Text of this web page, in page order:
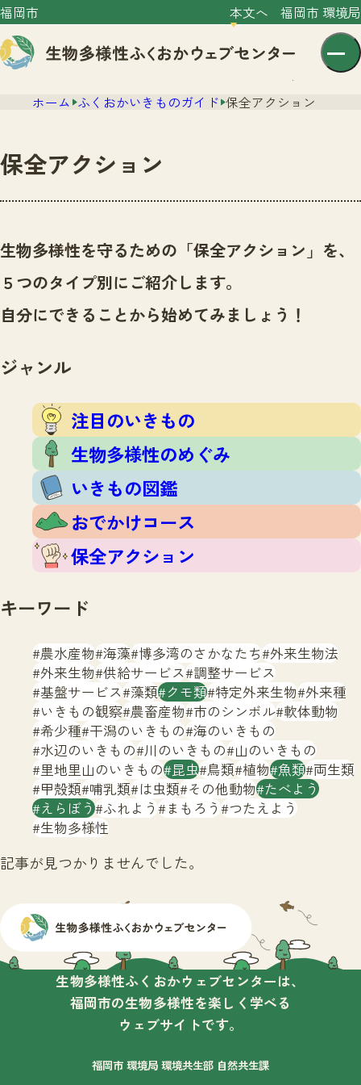
福岡市 本文へ 福岡市 環境局
文字サイズ 小 中 大
センター紹介
センター紹介TOP
サイトポリシー
ニュース
ニュースTOP
市の取組み
いきものガイド
注目のいきもの
いきもの図鑑
おでかけコース
保全アクション
調査レポート
調査レポートTOP
調査結果
ふくおかいきものマップ
マッチング
マッチングTOP
掲載申し込みフォーム
お問合せ
生物多様性ふくおかウェブセンターとは
サイトマップ
ホーム ふくおかいきものガイド 保全アクション
保全アクション
生物多様性を守るための「保全アクション」を、
５つのタイプ別にご紹介します。
自分にできることから始めてみましょう！
ジャンル
注目のいきもの
生物多様性のめぐみ
いきもの図鑑
おでかけコース
保全アクション
キーワード
農水産物 海藻 博多湾のさかなたち 外来生物法
外来生物 供給サービス 調整サービス
基盤サービス 藻類 クモ類 特定外来生物 外来種
いきもの観察 農畜産物 市のシンボル 軟体動物
希少種 干潟のいきもの 海のいきもの
水辺のいきもの 川のいきもの 山のいきもの
里地里山のいきもの 昆虫 鳥類 植物 魚類 両生類
甲殻類 哺乳類 は虫類 その他動物 たべよう
えらぼう ふれよう まもろう つたえよう
生物多様性
記事が見つかりませんでした。
生物多様性ふくおかウェブセンターは、
福岡市の生物多様性を楽しく学べる
ウェブサイトです。
福岡市 環境局 環境共生部 自然共生課